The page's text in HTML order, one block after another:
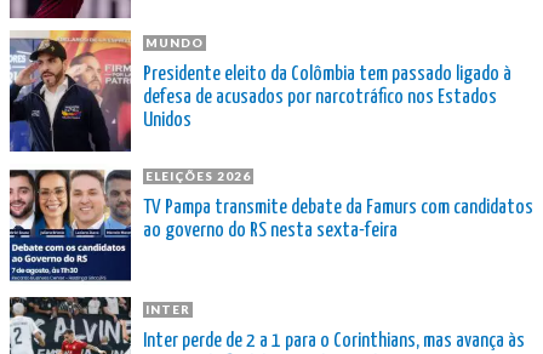
MUNDO
Presidente eleito da Colômbia tem passado ligado à
defesa de acusados por narcotráfico nos Estados
Unidos
ELEIÇÕES 2026
TV Pampa transmite debate da Famurs com candidatos
ao governo do RS nesta sexta-feira
INTER
Inter perde de 2 a 1 para o Corinthians, mas avança às